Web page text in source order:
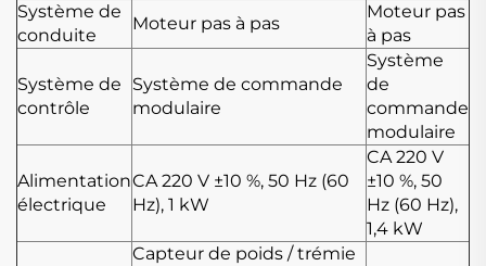
Système de
conduite
Moteur pas à pas
Moteur pas
à pas
Système de
contrôle
Système de commande
modulaire
Système
de
commande
modulaire
Alimentation
électrique
CA 220 V ±10 %, 50 Hz (60
Hz), 1 kW
CA 220 V
±10 %, 50
Hz (60 Hz),
1,4 kW
Capteur de poids / trémie